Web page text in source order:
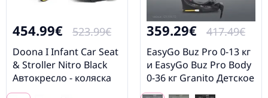
454.99€ 523.99€
Doona I Infant Car Seat
& Stroller Nitro Black
Автокресло - коляска
2в1
359.29€ 417.49€
EasyGo Buz Pro 0-13 кг
и EasyGo Buz Pro Body
0-36 кг Granito Детское
автокресло 2в1